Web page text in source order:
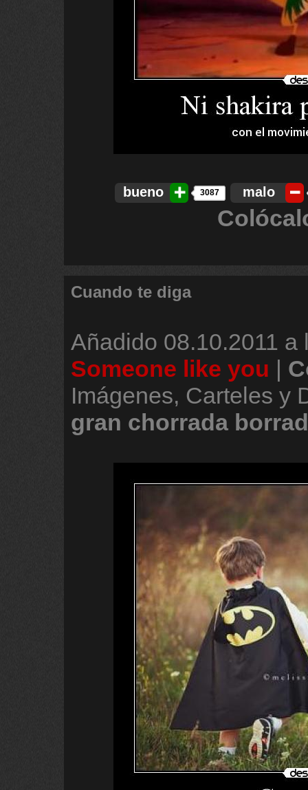
bueno 3087 malo
Cuando te diga
Añadido 08.10.2011 a
Someone like you |
Imágenes, Carteles y
gran chorrada